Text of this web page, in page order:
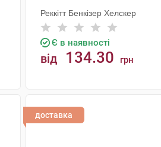
Реккітт Бенкізер Хелскер
Є в наявності
від 134.30 грн
доставка